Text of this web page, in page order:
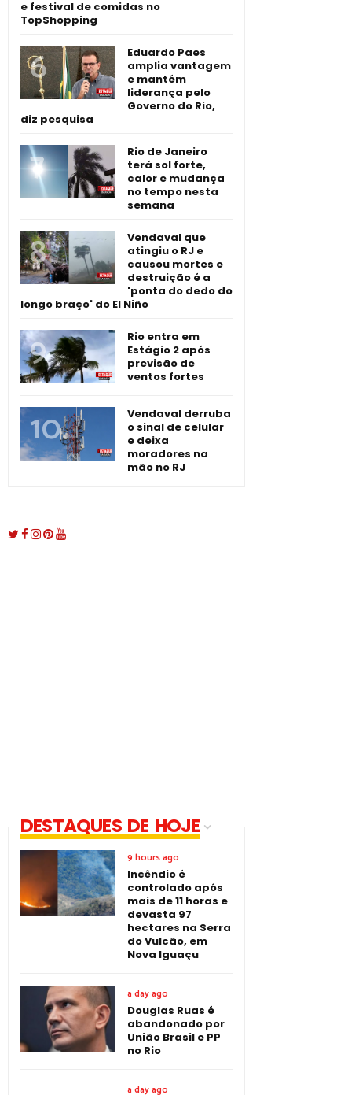
e festival de comidas no
TopShopping
Eduardo Paes
amplia vantagem
e mantém
liderança pelo
Governo do Rio,
diz pesquisa
Rio de Janeiro
terá sol forte,
calor e mudança
no tempo nesta
semana
Vendaval que
atingiu o RJ e
causou mortes e
destruição é a
'ponta do dedo do
longo braço' do El Niño
Rio entra em
Estágio 2 após
previsão de
ventos fortes
Vendaval derruba
o sinal de celular
e deixa
moradores na
mão no RJ
DESTAQUES DE HOJE
9 hours ago
Incêndio é
controlado após
mais de 11 horas e
devasta 97
hectares na Serra
do Vulcão, em
Nova Iguaçu
a day ago
Douglas Ruas é
abandonado por
União Brasil e PP
no Rio
a day ago